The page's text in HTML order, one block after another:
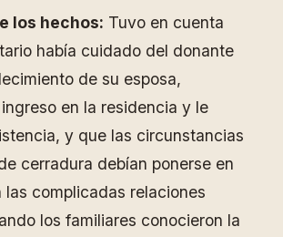
los hechos: Tuvo en cuenta
había cuidado del donante
de su esposa,
en la residencia y le
y que las circunstancias
cerradura debían ponerse en
las complicadas relaciones
los familiares conocieron la